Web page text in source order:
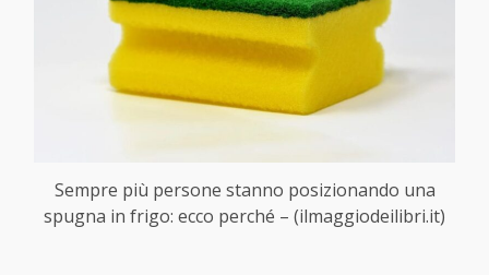
Sempre più persone stanno posizionando una
spugna in frigo: ecco perché – (ilmaggiodeilibri.it)